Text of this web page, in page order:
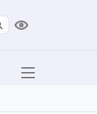
Версия для
Открыть